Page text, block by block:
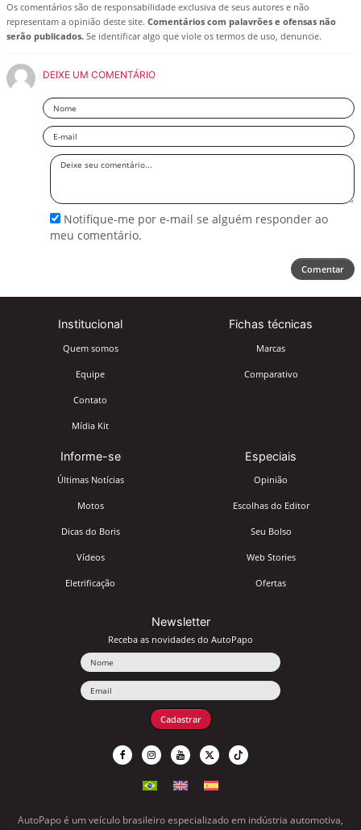
Os comentários são de responsabilidade exclusiva de seus autores e não
representam a opinião deste site. Comentários com palavrões e ofensas não
serão publicados. Se identificar algo que viole os termos de uso, denuncie.
DEIXE UM COMENTÁRIO
Nome
Email
Deixe
Notifique-me por e-mail se alguém responder ao
meu comentário.
Comentar
Institucional
Quem somos
Equipe
Contato
Mídia Kit
Fichas técnicas
Marcas
Comparativo
Informe-se
Últimas Notícias
Motos
Dicas do Boris
Vídeos
Eletrificação
Especiais
Opinião
Escolhas do Editor
Seu Bolso
Web Stories
Ofertas
Newsletter
Receba as novidades do AutoPapo
Cadastrar
AutoPapo é um veículo brasileiro especializado em indústria automotiva,